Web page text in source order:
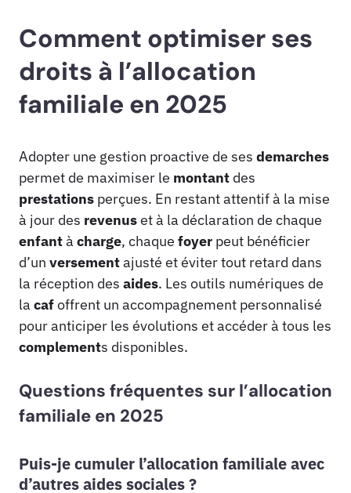
Comment optimiser ses
droits à l’allocation
familiale en 2025
Adopter une gestion proactive de ses demarches
permet de maximiser le montant des
prestations perçues. En restant attentif à la mise
à jour des revenuset à la déclaration de chaque
enfantà charge, chaque foyer peut bénéficier
d’un versementajusté et éviter tout retard dans
la réception des aides. Les outils numériques de
la cafoffrent un accompagnement personnalisé
pour anticiper les évolutions et accéder à tous les
complements disponibles.
Questions fréquentes sur l’allocation
familiale en 2025
Puis-je cumuler l’allocation familiale avec
d’autres aides sociales ?